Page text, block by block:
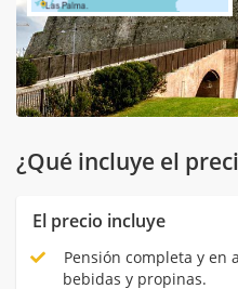
¿Qué incluye el
El precio incluye
Pensión completa y en
bebidas y propinas.